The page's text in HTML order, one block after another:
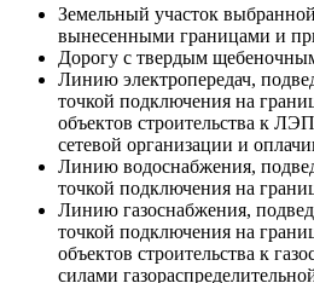
Земельный участок
вынесенными границами и
Дорогу с твердым
Линию электропередач,
точкой подключения на
объектов строительства к
сетевой организации и
Линию водоснабжения,
точкой подключения на
Линию газоснабжения,
точкой подключения на
объектов строительства к
силами